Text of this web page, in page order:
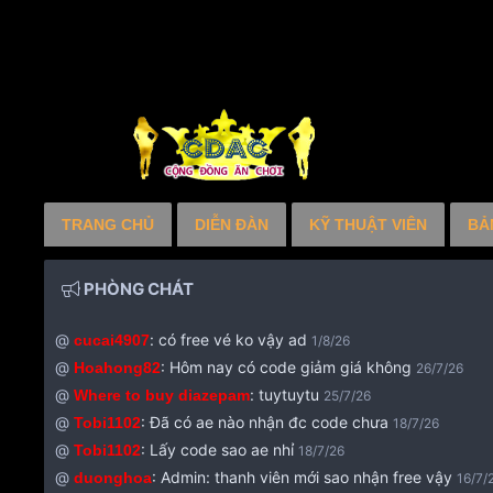
TRANG CHỦ DIỄN ĐÀN KỸ THUẬT VIÊN
PHÒNG CHÁT
@ cucai4907: có free vé ko vậy ad 1/8/26
@ Hoahong82: Hôm nay có code giảm giá không 26/7/26
@ Where to buy diazepam: tuytuytu 25/7/26
@ Tobi1102:Đã có ae nào nhận đc code chưa 18/7/26
@ Tobi1102: Lấy code sao ae nhỉ 18/7/26
@ duonghoa: Admin: thanh viên mới sao nhận free vậy 16/7/